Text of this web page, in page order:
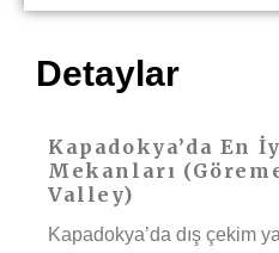
Detaylar
Kapadokya’da En
Mekanları
Valley)
Kapadokya’da dış çekim